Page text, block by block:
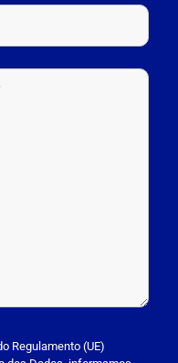
Regulamento (UE)